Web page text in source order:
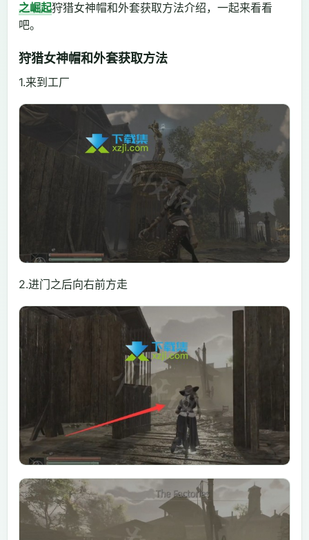
之崛起狩猎女神帽和外套获取方法介绍，一起来看看
吧。
狩猎女神帽和外套获取方法
1.来到工厂
2.进门之后向右前方走